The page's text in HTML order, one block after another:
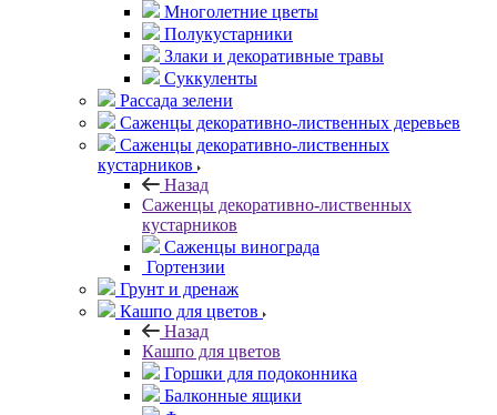
Многолетние цветы
Полукустарники
Злаки и декоративные травы
Суккуленты
Рассада зелени
Саженцы декоративно-лиственных деревьев
Саженцы декоративно-лиственных
кустарников
Назад
Саженцы декоративно-лиственных
кустарников
Саженцы винограда
Гортензии
Грунт и дренаж
Кашпо для цветов
Назад
Кашпо для цветов
Горшки для подоконника
Балконные ящики